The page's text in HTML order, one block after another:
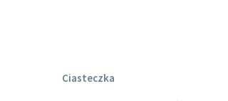
Ciasteczka